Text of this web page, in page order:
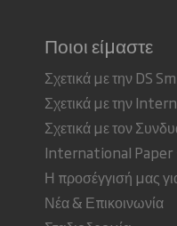
Ποιοι είμαστε
Σχετικά με την DS
Σχετικά με την
Σχετικά με τον
International Paper
Η προσέγγισή μας
Νέα & Επικοινωνία